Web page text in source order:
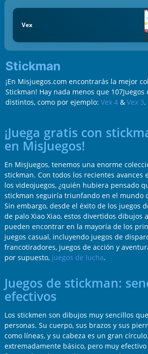
Vex
Stickman
¡En Misjuegos.com encontrarás la mejor
Stickman! Hay nada menos que 107Juegos
distintos, como por ejemplo: Vex 4& Vex 3.
¡Juega gratis con
en MisJuegos!
En MisJuegos, tenemos una enorme
stickman. Con todos los recientes avances
los videojuegos, ¿quién hubiera pensado
stickman seguiría triunfando en el mundo
Sin embargo, desde el éxito de los juegos
de palo Xiao Xiao, estos divertidos dibujos
pueden encontrar en la mayoría de los
juegos casual, incluyendo juegos de
francotiradores, juegos de acción y
por supuesto, juegos de lucha.
Juegos de stickman:
efectivos
Los stickmen son dibujos muy sencillos
personas. Su cuerpo, sus brazos y sus
como líneas, y su cabeza es un gran
extremadamente básico, pero muy